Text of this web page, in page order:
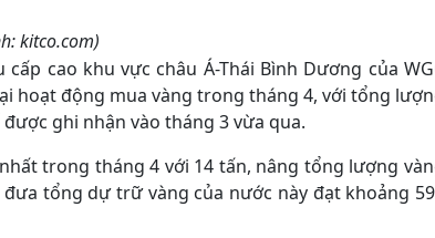
kitco.com)
cao khu vực châu Á-Thái Bình Dương của
hoạt động mua vàng trong tháng 4, với tổng
ghi nhận vào tháng 3 vừa qua.
trong tháng 4 với 14 tấn, nâng tổng lượng
tổng dự trữ vàng của nước này đạt khoảng